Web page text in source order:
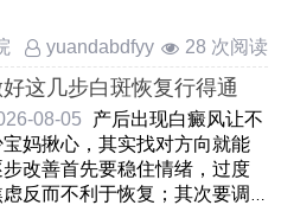
院 yuandabdfyy 28 次阅读
这几步白斑恢复行得通
08-05
产后出现白癜风让不
宝妈揪心，其实找对方向就能
步改善首先要稳住情绪，过度
虑反而不利于恢复；其次要调